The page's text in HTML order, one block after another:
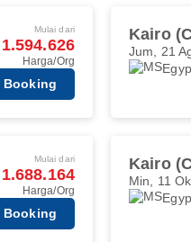
Mulai dari
Harga/Org
Booking
Kairo
Jum, 21
Mulai dari
Harga/Org
Booking
Kairo
Min, 11